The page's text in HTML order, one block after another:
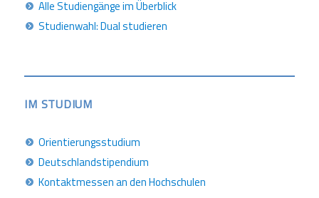
Alle Studiengänge im Überblick
Studienwahl: Dual studieren
IM STUDIUM
Orientierungsstudium
Deutschlandstipendium
Kontaktmessen an den Hochschulen